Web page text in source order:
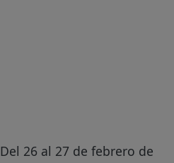
Del 26 al 27 de febrero de